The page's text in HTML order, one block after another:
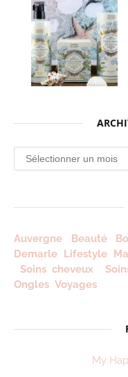
Archives
depuis
Auvergne Beauté
Demarle Lifestyle
Soins cheveux
Ongles Voyages
My